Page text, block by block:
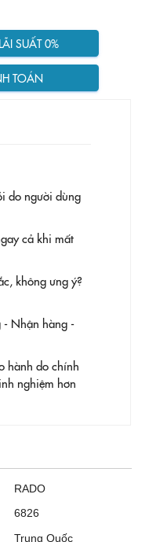
SUẤT 0%
TOÁN
do người dùng
cả khi mất
không ưng ý?
- Nhận hàng -
hành do chính
nghiệm hơn
RADO
6826
Trung Quốc